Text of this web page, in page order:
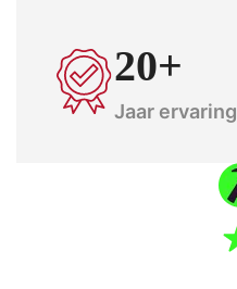
20+
Jaar ervaring